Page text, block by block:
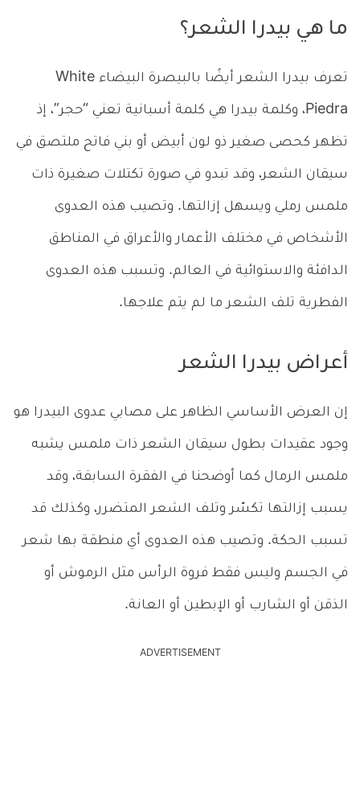
ما هي بيدرا الشعر؟
تعرف بيدرا الشعر أيضًا بالبيصرة البيضاء White
Piedra، وكلمة بيدرا هي كلمة أسبانية تعني “حجر”، إذ
تظهر كحصى صغير ذو لون أبيض أو بني فاتح ملتصق في
سيقان الشعر، وقد تبدو في صورة تكتلات صغيرة ذات
ملمس رملي ويسهل إزالتها. وتصيب هذه العدوى
الأشخاص في مختلف الأعمار والأعراق في المناطق
الدافئة والاستوائية في العالم. وتسبب هذه العدوى
الفطرية تلف الشعر ما لم يتم علاجها.
أعراض بيدرا الشعر
إن العرض الأساسي الظاهر على مصابي عدوى البيدرا هو
وجود عقيدات بطول سيقان الشعر ذات ملمس يشبه
ملمس الرمال كما أوضحنا في الفقرة السابقة، وقد
يسبب إزالتها تكسّر وتلف الشعر المتضرر، وكذلك قد
تسبب الحكة. وتصيب هذه العدوى أي منطقة بها شعر
في الجسم وليس فقط فروة الرأس مثل الرموش أو
الذقن أو الشارب أو الإبطين أو العانة.
ADVERTISEMENT